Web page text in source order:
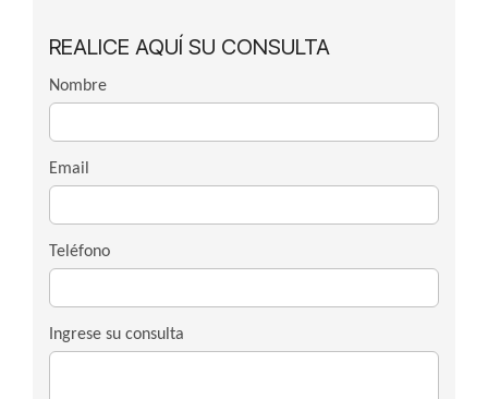
REALICE AQUÍ SU CONSULTA
Nombre
Email
Teléfono
Ingrese su consulta